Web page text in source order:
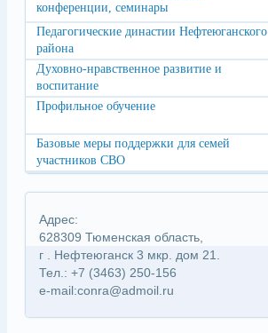
конференции, семинары
Педагогические династии Нефтеюганского
района
Духовно-нравственное развитие и
воспитание
Профильное обучение
Базовые меры поддержки для семей
участников СВО
Адрес:
628309 Тюменская область,
г . Нефтеюганск 3 мкр. дом 21.
Тел.: +7 (3463) 250-156
e-mail:conra@admoil.ru